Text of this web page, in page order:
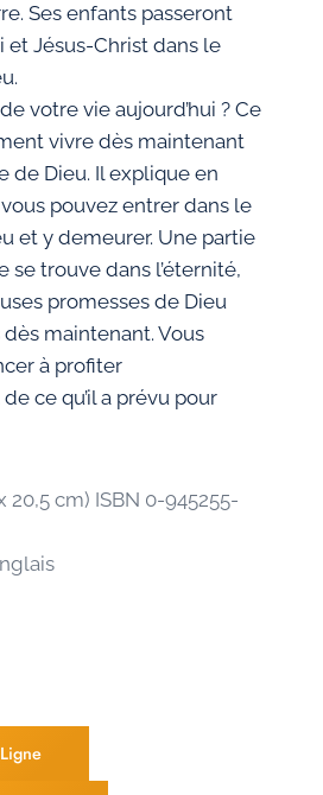
Ses enfants passeront
et Jésus-Christ dans le
votre vie aujourd’hui ? Ce
vivre dès maintenant
de Dieu. Il explique en
pouvez entrer dans le
et y demeurer. Une partie
se trouve dans l’éternité,
promesses de Dieu
maintenant. Vous
à profiter
ce qu’il a prévu pour
20,5 cm) ISBN 0-945255-